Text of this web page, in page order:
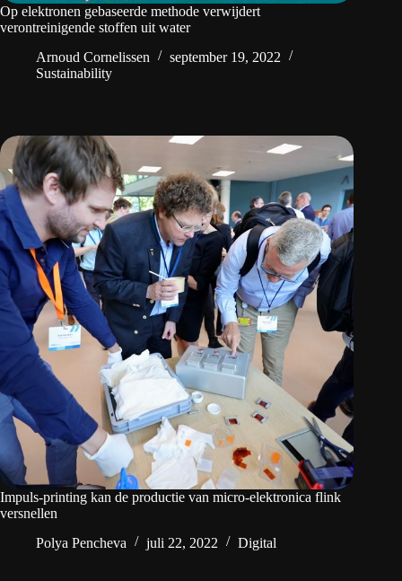
Op elektronen gebaseerde methode verwijdert
verontreinigende stoffen uit water
Arnoud Cornelissen
september 19, 2022
Sustainability
Impuls-printing kan de productie van micro-elektronica flink
versnellen
Polya Pencheva
juli 22, 2022 Digital